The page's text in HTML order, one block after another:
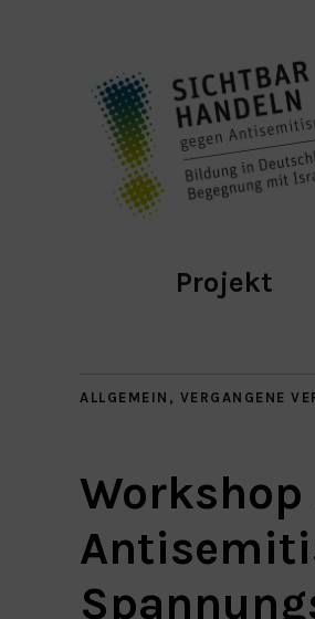
Projekt
ALLGEMEIN , VERGANGENE